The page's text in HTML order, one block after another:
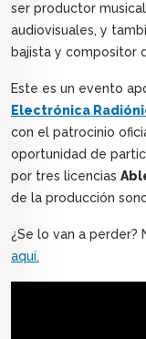
ser productor
audiovisuales, y
bajista y compositor
Este es un evento
Electrónica
con el patrocinio
oportunidad de
por tres licencias
de la producción
¿Se lo van a perder?
aquí.